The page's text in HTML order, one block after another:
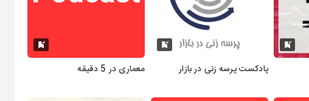
پادکست پرسه زنی در بازار معماری در 5 دقیقه